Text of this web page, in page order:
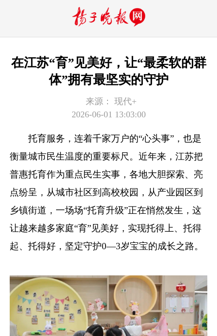
在江苏“育”见美好，让“最柔软的群
体”拥有最坚实的守护
来源：
现代+
2026-06-01 13:03:00
托育服务，连着千家万户的“心头事”，也是
衡量城市民生温度的重要标尺。近年来，江苏把
普惠托育作为重点民生实事，各地大胆探索、亮
点纷呈，从城市社区到高校校园，从产业园区到
乡镇街道，一场场“托育升级”正在悄然发生，这
让越来越多家庭“育”见美好，实现托得上、托得
起、托得好，坚定守护0—3岁宝宝的成长之路。